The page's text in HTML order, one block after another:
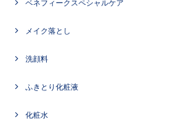
ベネフィークスペシャルケア
メイク落とし
洗顔料
ふきとり化粧液
化粧水